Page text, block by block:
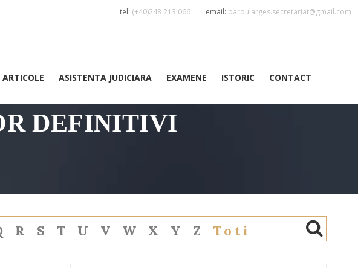
tel: (+40)248 213 066 email: baroularges.secretariat@gmail.com
ARTICOLE ASISTENTA JUDICIARA EXAMENE ISTORIC CONTACT
DEFINITIVI
R S T U V W X Y Z Toti